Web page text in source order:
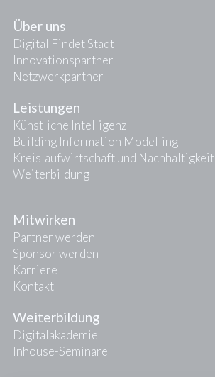
Über uns
Digital Findet Stadt
Innovationspartner
Netzwerkpartner
Leistungen
Künstliche Intelligenz
Building Information Modelling
Kreislaufwirtschaft und Nachhaltigkeit
Weiterbildung
Mitwirken
Partner werden
Sponsor werden
Karriere
Kontakt
Weiterbildung
Digitalakademie
Inhouse-Seminare